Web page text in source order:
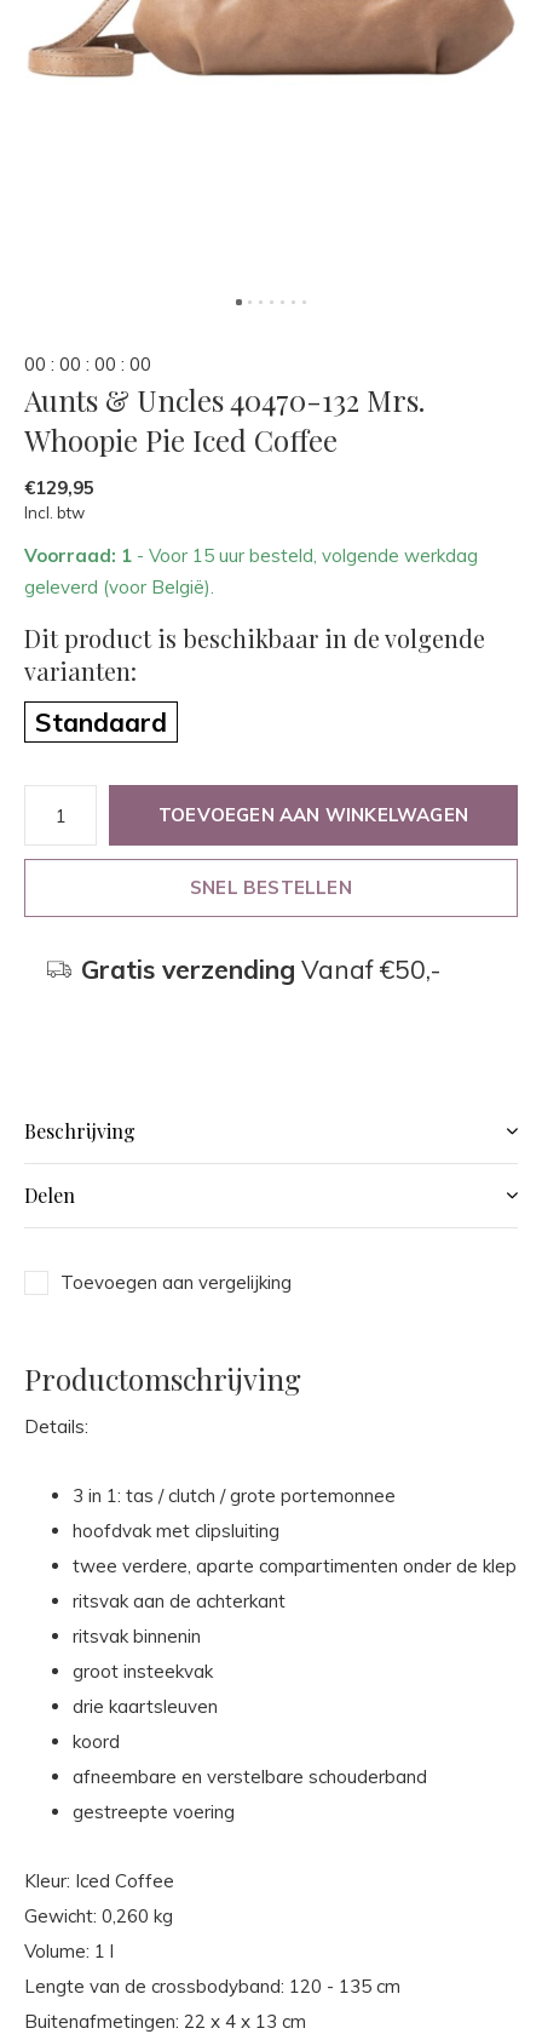
00 : 00 : 00 : 00
Aunts & Uncles 40470-132 Mrs.
Whoopie Pie Iced Coffee
€129,95
Incl. btw
Voorraad: 1 - Voor 15 uur besteld, volgende werkdag
geleverd (voor België).
Dit product is beschikbaar in de volgende
varianten:
Standaard
TOEVOEGEN AAN WINKELWAGEN
SNEL BESTELLEN
Gratis verzending Vanaf €50,-
Beschrijving
Delen
Toevoegen aan vergelijking
Productomschrijving
Details:
3 in 1: tas / clutch / grote portemonnee
hoofdvak met clipsluiting
twee verdere, aparte compartimenten onder de klep
ritsvak aan de achterkant
ritsvak binnenin
groot insteekvak
drie kaartsleuven
koord
afneembare en verstelbare schouderband
gestreepte voering
Kleur: Iced Coffee
Gewicht: 0,260 kg
Volume: 1 l
Lengte van de crossbodyband: 120 - 135 cm
Buitenafmetingen: 22 x 4 x 13 cm